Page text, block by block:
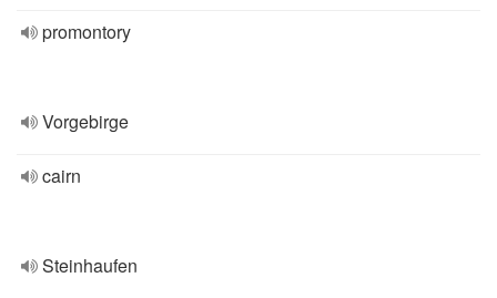
promontory
Vorgebirge
cairn
Steinhaufen